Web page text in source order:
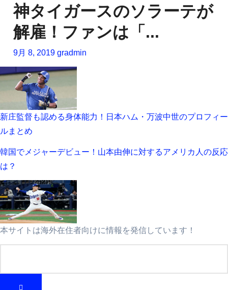
神タイガースのソラーテが
解雇！ファンは「...
9月 8, 2019 gradmin
新庄監督も認める身体能力！日本ハム・万波中世のプロフィー
ルまとめ
韓国でメジャーデビュー！山本由伸に対するアメリカ人の反応
は？
本サイトは海外在住者向けに情報を発信しています！